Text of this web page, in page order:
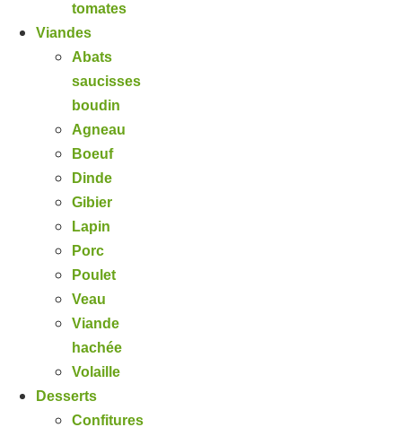
tomates
Viandes
Abats
saucisses
boudin
Agneau
Boeuf
Dinde
Gibier
Lapin
Porc
Poulet
Veau
Viande
hachée
Volaille
Desserts
Confitures